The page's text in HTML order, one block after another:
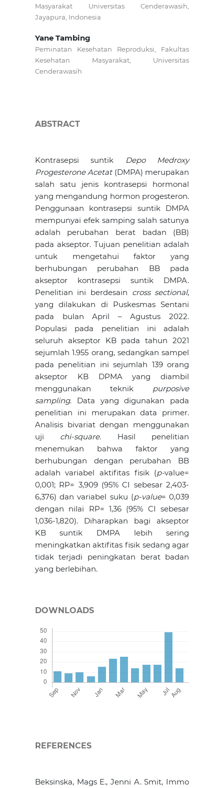
Masyarakat Universitas Cenderawasih,
Jayapura, Indonesia
Yane Tambing
Peminatan Kesehatan Reproduksi, Fakultas
Kesehatan Masyarakat, Universitas
Cenderawasih
ABSTRACT
Kontrasepsi suntik Depo Medroxy
Progesterone Acetat (DMPA) merupakan
salah satu jenis kontrasepsi hormonal
yang mengandung hormon progesteron.
Penggunaan kontrasepsi suntik DMPA
mempunyai efek samping salah satunya
adalah perubahan berat badan (BB)
pada akseptor. Tujuan penelitian adalah
untuk mengetahui faktor yang
berhubungan perubahan BB pada
akseptor kontrasepsi suntik DMPA.
Penelitian ini berdesain cross sectional,
yang dilakukan di Puskesmas Sentani
pada bulan April – Agustus 2022.
Populasi pada penelitian ini adalah
seluruh akseptor KB pada tahun 2021
sejumlah 1.955 orang, sedangkan sampel
pada penelitian ini sejumlah 139 orang
akseptor KB DPMA yang diambil
menggunakan teknik purposive
sampling.Data yang digunakan pada
penelitian ini merupakan data primer.
Analisis bivariat dengan menggunakan
uji chi-square. Hasil penelitian
menemukan bahwa faktor yang
berhubungan dengan perubahan BB
adalah variabel aktifitas fisik (p-value=
0,001; RP= 3,909 (95% CI sebesar 2,403-
6,376) dan variabel suku (p-value= 0,039
dengan nilai RP= 1,36 (95% CI sebesar
1,036-1,820). Diharapkan bagi akseptor
KB suntik DMPA lebih sering
meningkatkan aktifitas fisik sedang agar
tidak terjadi peningkatan berat badan
yang berlebihan.
DOWNLOADS
REFERENCES
Beksinska, Mags E., Jenni A. Smit, Immo